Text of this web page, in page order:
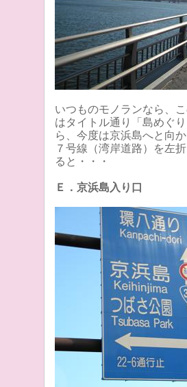
いつものモノランなら、
はタイトル通り「島めぐ
ら、今度は京浜島へと向
７号線（湾岸道路）を左
ると・・・
Ｅ．京浜島入り口